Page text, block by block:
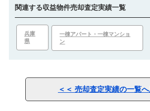
関連する収益物件売却査定実績一覧
兵庫
県
一棟アパート・一棟マンショ
ン
＜＜ 売却査定実績の一覧